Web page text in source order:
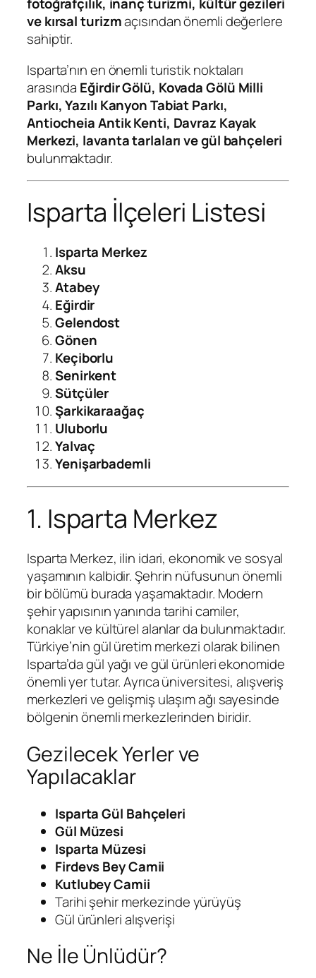
ve kırsal turizmaçısından önemli değerlere
sahiptir.
Isparta’nın en önemli turistik noktaları
arasında Eğirdir Gölü, Kovada Gölü Milli
Parkı, Yazılı Kanyon Tabiat Parkı,
Antiocheia Antik Kenti, Davraz Kayak
Merkezi, lavanta tarlaları ve gül bahçeleri
bulunmaktadır.
Isparta İlçeleri Listesi
Isparta Merkez
Aksu
Atabey
Eğirdir
Gelendost
Gönen
Keçiborlu
Senirkent
Sütçüler
Şarkikaraağaç
Uluborlu
Yalvaç
Yenişarbademli
1. Isparta Merkez
Isparta Merkez, ilin idari, ekonomik ve sosyal
yaşamının kalbidir. Şehrin nüfusunun önemli
bir bölümü burada yaşamaktadır. Modern
şehir yapısının yanında tarihi camiler,
konaklar ve kültürel alanlar da bulunmaktadır.
Türkiye’nin gül üretim merkezi olarak bilinen
Isparta’da gül yağı ve gül ürünleri ekonomide
önemli yer tutar. Ayrıca üniversitesi, alışveriş
merkezleri ve gelişmiş ulaşım ağı sayesinde
bölgenin önemli merkezlerinden biridir.
Gezilecek Yerler ve
Yapılacaklar
Isparta Gül Bahçeleri
Gül Müzesi
Isparta Müzesi
Firdevs Bey Camii
Kutlubey Camii
Tarihi şehir merkezinde yürüyüş
Gül ürünleri alışverişi
Ne İle Ünlüdür?